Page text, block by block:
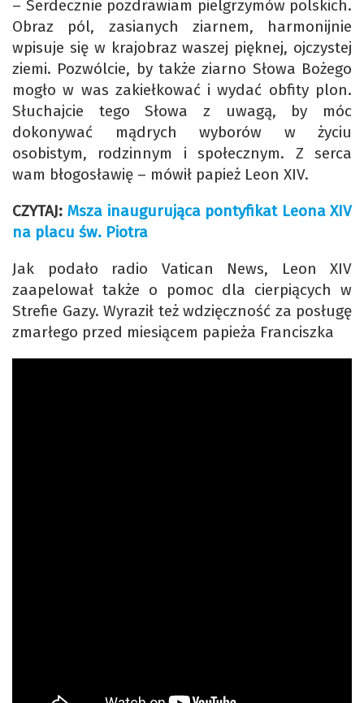
– Serdecznie pozdrawiam pielgrzymów polskich.
Obraz pól, zasianych ziarnem, harmonijnie
wpisuje się w krajobraz waszej pięknej, ojczystej
ziemi. Pozwólcie, by także ziarno Słowa Bożego
mogło w was zakiełkować i wydać obfity plon.
Słuchajcie tego Słowa z uwagą, by móc
dokonywać mądrych wyborów w życiu
osobistym, rodzinnym i społecznym. Z serca
wam błogosławię – mówił papież Leon XIV.
CZYTAJ: Msza inaugurująca pontyfikat Leona XIV
na placu św. Piotra
Jak podało radio Vatican News, Leon XIV
zaapelował także o pomoc dla cierpiących w
Strefie Gazy. Wyraził też wdzięczność za posługę
zmarłego przed miesiącem papieża Franciszka